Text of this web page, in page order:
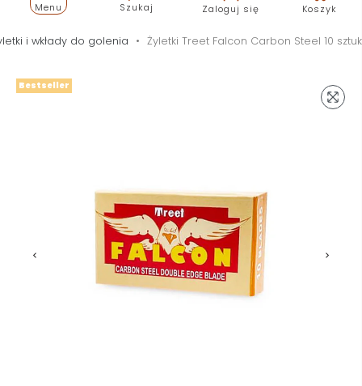
Szukaj Zaloguj się Koszyk
Menu
i wkłady do golenia Żyletki Treet Falcon Carbon Steel 10 sztuk
Bestseller